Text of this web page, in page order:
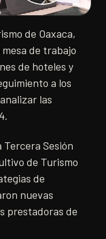
de Oaxaca,
de trabajo
de hoteles y
a los
las
Tercera Sesión
de Turismo
de
nuevas
prestadoras de